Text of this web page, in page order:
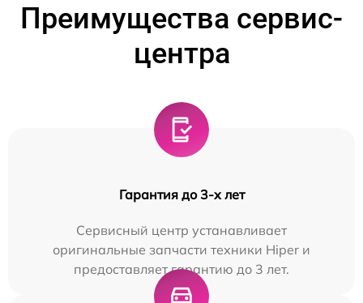
Преимущества сервис-
центра
Гарантия до 3-х лет
Сервисный центр устанавливает
оригинальные запчасти техники Hiper и
предоставляет гарантию до 3 лет.